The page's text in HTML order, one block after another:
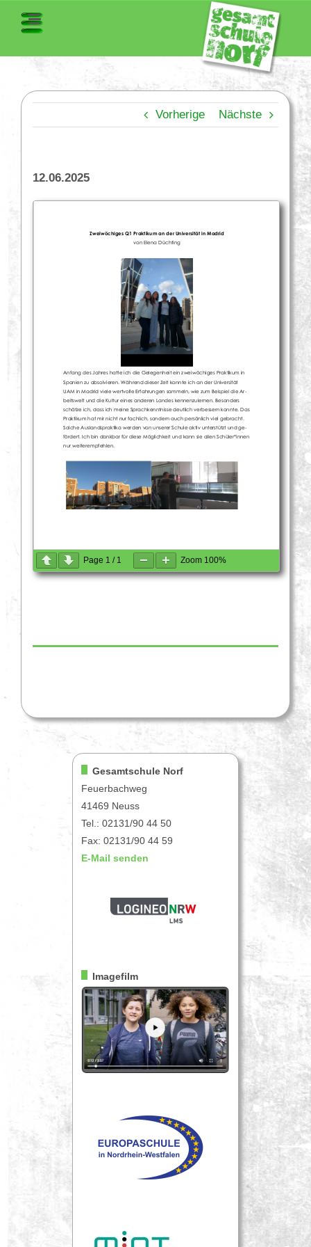
Vorherige Nächste
12.06.2025
Page 1 / 1 Zoom 100%
Gesamtschule Norf
Feuerbachweg
41469 Neuss
Tel.: 02131/90 44 50
Fax: 02131/90 44 59
E-Mail senden
Imagefilm